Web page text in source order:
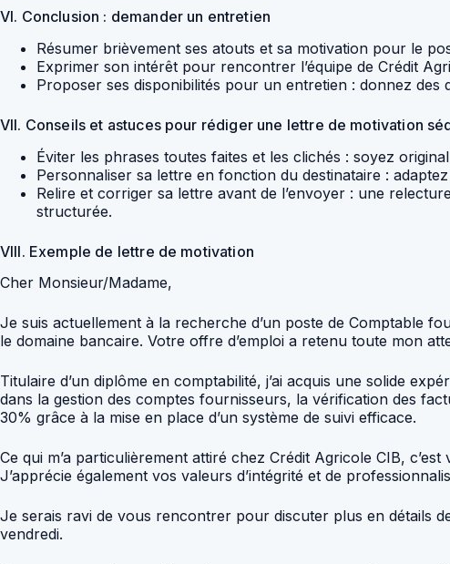
VI. Conclusion : demander un entretien
Résumer brièvement ses atouts et sa motivation pour le
Exprimer son intérêt pour rencontrer l’équipe de Crédit
Proposer ses disponibilités pour un entretien : donnez
VII. Conseils et astuces pour rédiger une lettre de motivation
Éviter les phrases toutes faites et les clichés : soyez
Personnaliser sa lettre en fonction du destinataire :
Relire et corriger sa lettre avant de l’envoyer : une
structurée.
VIII. Exemple de lettre de motivation
Cher Monsieur/Madame,
Je suis actuellement à la recherche d’un poste de Comptable
le domaine bancaire. Votre offre d’emploi a retenu toute mon
Titulaire d’un diplôme en comptabilité, j’ai acquis une solide
dans la gestion des comptes fournisseurs, la vérification des
30% grâce à la mise en place d’un système de suivi efficace.
Ce qui m’a particulièrement attiré chez Crédit Agricole CIB,
J’apprécie également vos valeurs d’intégrité et de
Je serais ravi de vous rencontrer pour discuter plus en détails
vendredi.